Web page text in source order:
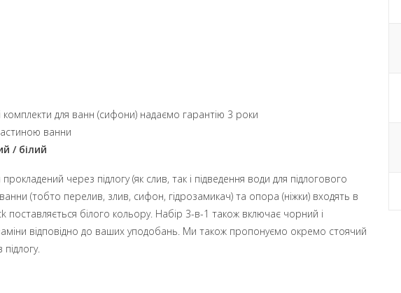
комплекти для ванн (сифони) надаємо гарантію 3 роки
ванни
/ білий
через підлогу (як слив, так і підведення води для підлогового
(тобто перелив, злив, сифон, гідрозамикач) та опора (ніжки) входять в
поставляється білого кольору. Набір 3-в-1 також включає чорний і
відповідно до ваших уподобань. Ми також пропонуємо окремо стоячий